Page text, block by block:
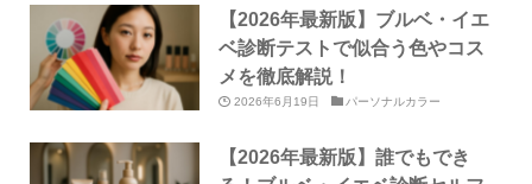
【2026年最新版】ブルベ・イエ
ベ診断テストで似合う色やコス
メを徹底解説！
2026年6月19日 パーソナルカラー
【2026年最新版】誰でもでき